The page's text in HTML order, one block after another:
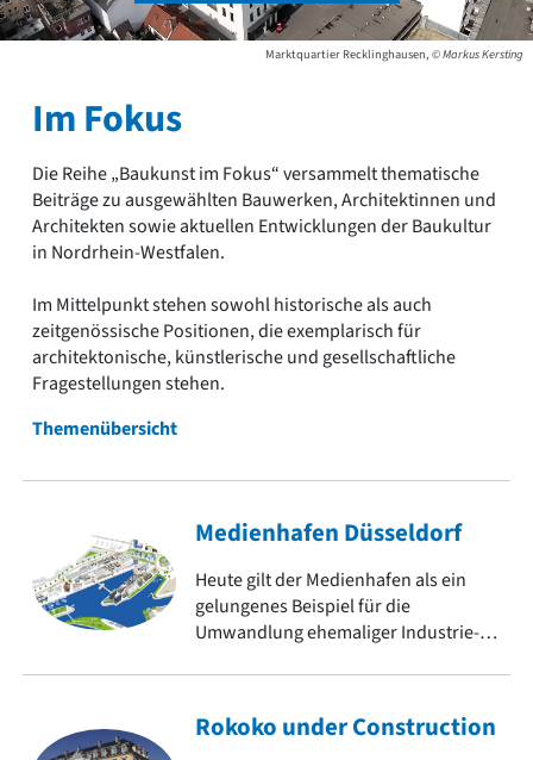
Marktquartier Recklinghausen, © Markus Kersting
Im Fokus
Die Reihe „Baukunst im Fokus“ versammelt thematische
Beiträge zu ausgewählten Bauwerken, Architektinnen und
Architekten sowie aktuellen Entwicklungen der Baukultur
in Nordrhein-Westfalen.
Im Mittelpunkt stehen sowohl historische als auch
zeitgenössische Positionen, die exemplarisch für
architektonische, künstlerische und gesellschaftliche
Fragestellungen stehen.
Themenübersicht
Medienhafen Düsseldorf
Heute gilt der Medienhafen als ein
gelungenes Beispiel für die
Umwandlung ehemaliger Industrie-
architektonische Vielfalt und ist ein
Symbol für den Strukturwandel.
Rokoko under Construction